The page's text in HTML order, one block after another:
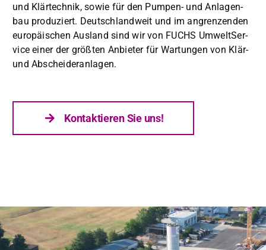
und Klärtech­nik, sowie für den Pumpen- und Anla­gen­
bau pro­duziert. Deutsch­landweit und im angren­zen­den
europäis­chen Aus­land sind wir von FUCHS Umwelt­Ser­
vice ein­er der größten Anbi­eter für Wartun­gen von Klär-
und Abschei­der­an­la­gen.
Kon­tak­tieren Sie uns!